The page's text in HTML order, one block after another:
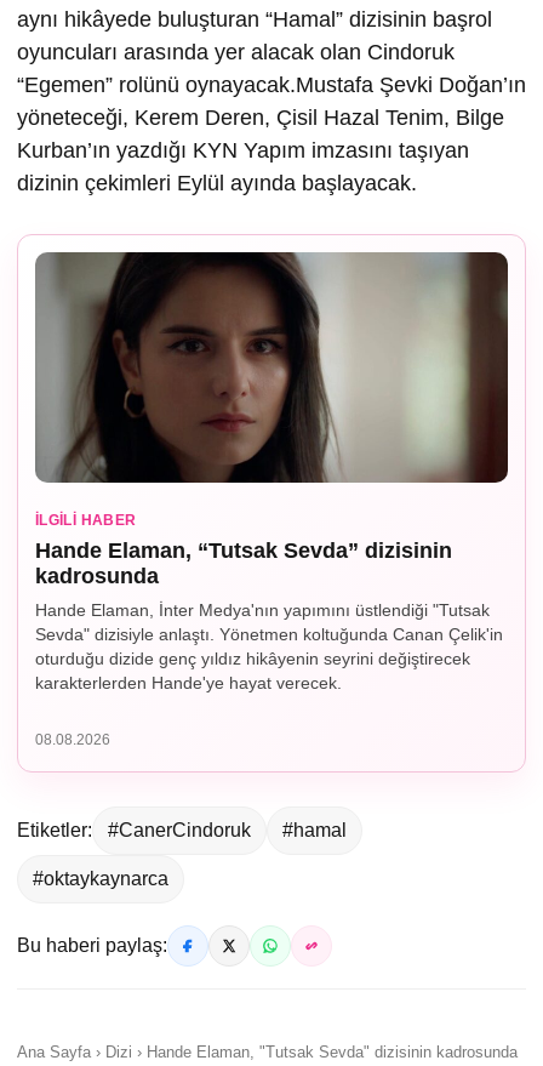
aynı hikâyede buluşturan “Hamal” dizisinin başrol
oyuncuları arasında yer alacak olan Cindoruk
“Egemen” rolünü oynayacak.Mustafa Şevki Doğan’ın
yöneteceği, Kerem Deren, Çisil Hazal Tenim, Bilge
Kurban’ın yazdığı KYN Yapım imzasını taşıyan
dizinin çekimleri Eylül ayında başlayacak.
İLGILI HABER
Hande Elaman, “Tutsak Sevda” dizisinin
kadrosunda
Hande Elaman, İnter Medya'nın yapımını üstlendiği "Tutsak
Sevda" dizisiyle anlaştı. Yönetmen koltuğunda Canan Çelik'in
oturduğu dizide genç yıldız hikâyenin seyrini değiştirecek
karakterlerden Hande'ye hayat verecek.
08.08.2026
Etiketler: #CanerCindoruk #hamal
#oktaykaynarca
Bu haberi paylaş:
Ana Sayfa › Dizi › Hande Elaman, "Tutsak Sevda" dizisinin kadrosunda